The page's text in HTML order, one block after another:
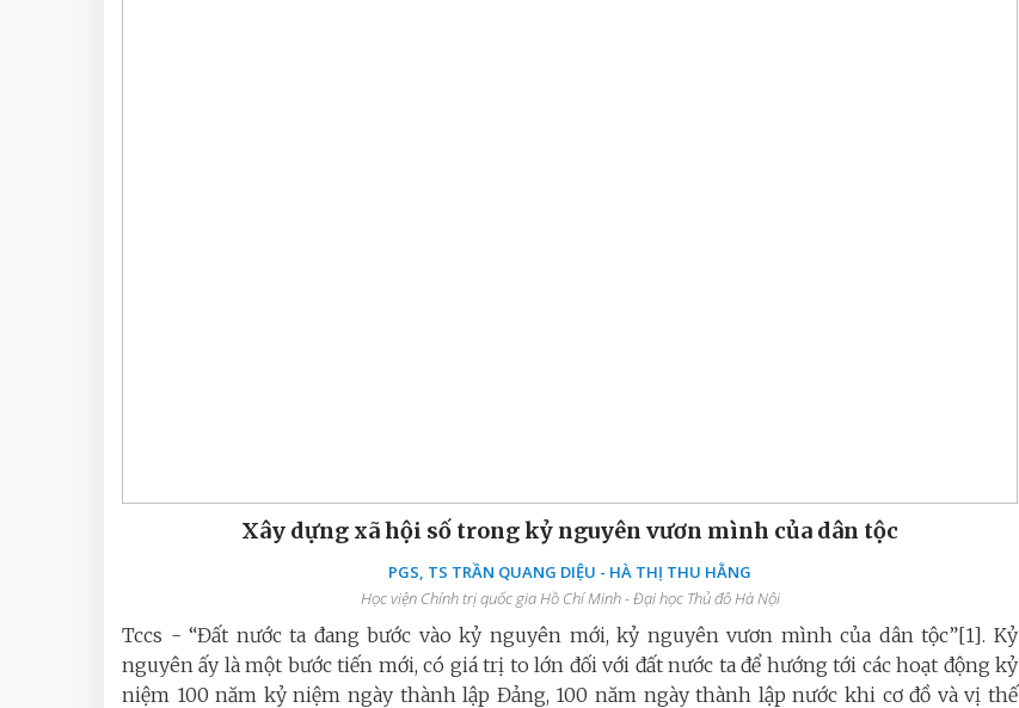
Xây dựng xã hội số trong kỷ nguyên vươn mình của dân tộc
PGS, TS TRẦN QUANG DIỆU - HÀ THỊ THU HẰNG
Học viện Chính trị quốc gia Hồ Chí Minh - Đại học Thủ đô Hà Nội
Tccs - “Đất nước ta đang bước vào kỷ nguyên mới, kỷ nguyên vươn mình của dân tộc”[1]. Kỷ
nguyên ấy là một bước tiến mới, có giá trị to lớn đối với đất nước ta để hướng tới các hoạt động kỷ
niệm 100 năm kỷ niệm ngày thành lập Đảng, 100 năm ngày thành lập nước khi cơ đồ và vị thế